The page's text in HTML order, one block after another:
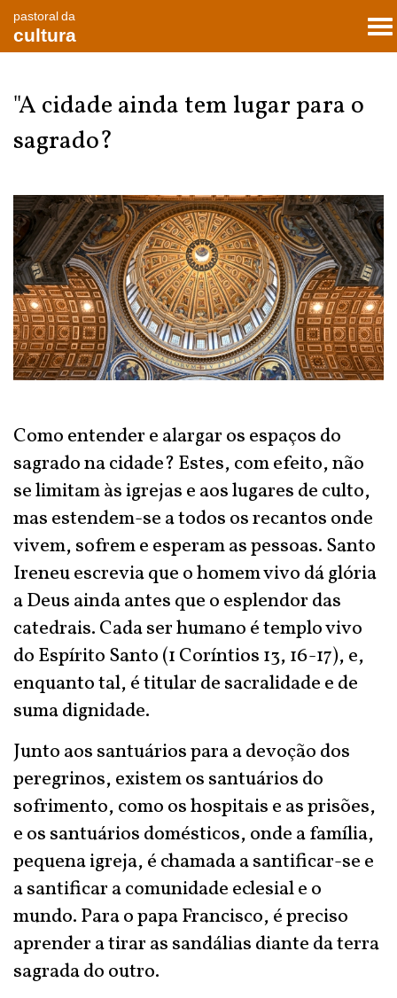
pastoral da
cultura
"A cidade ainda tem lugar para o
sagrado?
Como entender e alargar os espaços do
sagrado na cidade? Estes, com efeito, não
se limitam às igrejas e aos lugares de culto,
mas estendem-se a todos os recantos onde
vivem, sofrem e esperam as pessoas. Santo
Ireneu escrevia que o homem vivo dá glória
a Deus ainda antes que o esplendor das
catedrais. Cada ser humano é templo vivo
do Espírito Santo (1 Coríntios 13, 16-17), e,
enquanto tal, é titular de sacralidade e de
suma dignidade.
Junto aos santuários para a devoção dos
peregrinos, existem os santuários do
sofrimento, como os hospitais e as prisões,
e os santuários domésticos, onde a família,
pequena igreja, é chamada a santificar-se e
a santificar a comunidade eclesial e o
mundo. Para o papa Francisco, é preciso
aprender a tirar as sandálias diante da terra
sagrada do outro.